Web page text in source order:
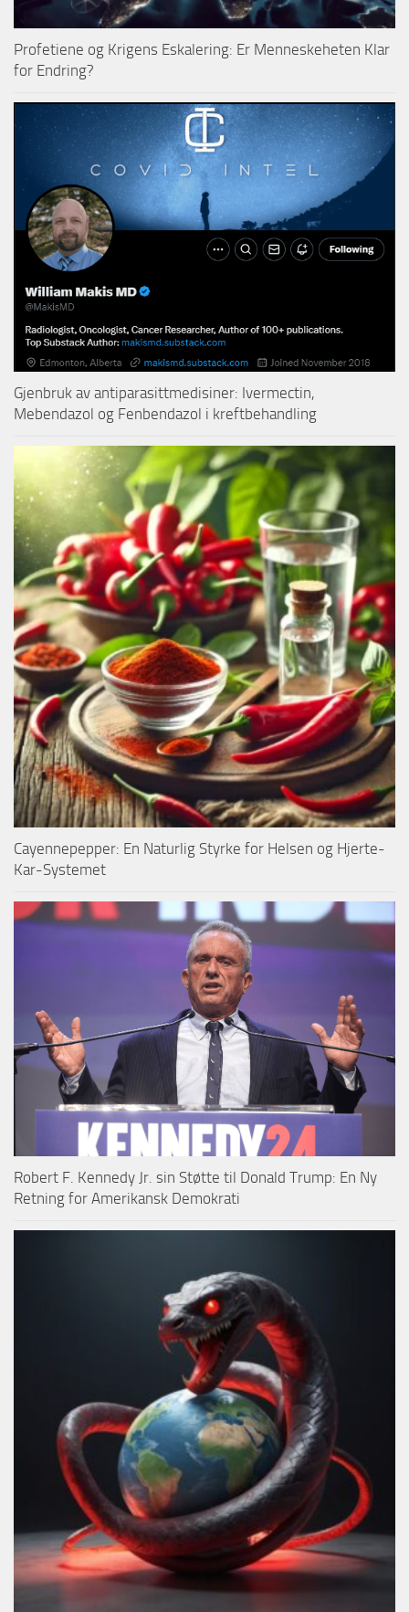
Profetiene og Krigens Eskalering: Er Menneskeheten Klar
for Endring?
Gjenbruk av antiparasittmedisiner: Ivermectin,
Mebendazol og Fenbendazol i kreftbehandling
Cayennepepper: En Naturlig Styrke for Helsen og Hjerte-
Kar-Systemet
Robert F. Kennedy Jr. sin Støtte til Donald Trump: En Ny
Retning for Amerikansk Demokrati